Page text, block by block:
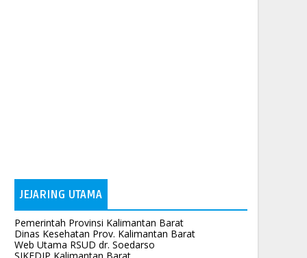
JEJARING UTAMA
Pemerintah Provinsi Kalimantan Barat
Dinas Kesehatan Prov. Kalimantan Barat
Web Utama RSUD dr. Soedarso